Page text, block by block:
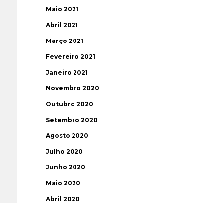
Maio 2021
Abril 2021
Março 2021
Fevereiro 2021
Janeiro 2021
Novembro 2020
Outubro 2020
Setembro 2020
Agosto 2020
Julho 2020
Junho 2020
Maio 2020
Abril 2020